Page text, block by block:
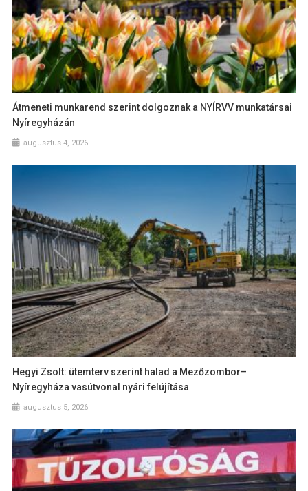
Átmeneti munkarend szerint dolgoznak a NYÍRVV munkatársai
Nyíregyházán
augusztus 4, 2026
Hegyi Zsolt: ütemterv szerint halad a Mezőzombor–
Nyíregyháza vasútvonal nyári felújítása
augusztus 5, 2026